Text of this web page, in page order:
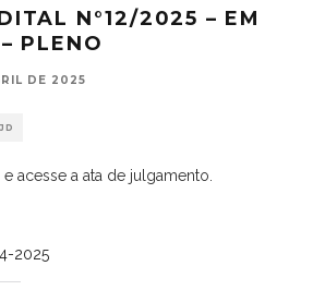
N°12/2025 – EM
PLENO
DE 2025
acesse a ata de julgamento.
2025